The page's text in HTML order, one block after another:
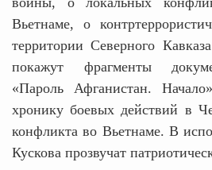
Вьетнаме, о
территории Северного
покажут фрагменты
«Пароль Афганистан.
хронику боевых действий в
конфликта во Вьетнаме. В
Кускова прозвучат